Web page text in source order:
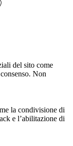
del sito come
Non
la condivisione di
e l’abilitazione di